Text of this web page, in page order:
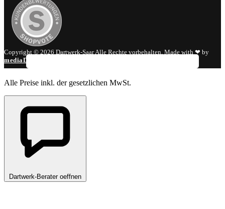
Copyright © 2026 Dartwerk-Saar Alle Rechte vorbehalten. Made with ❤ by
mediaDIV
Alle Preise inkl. der gesetzlichen MwSt.
Dartwerk-Berater oeffnen